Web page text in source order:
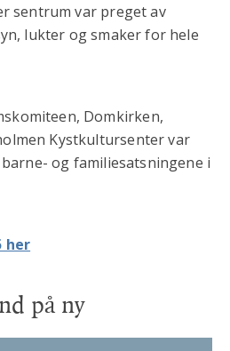
sentrum var preget av
lukter og smaker for hele
Domkirken,
Kystkultursenter var
og familiesatsningene i
her
på ny